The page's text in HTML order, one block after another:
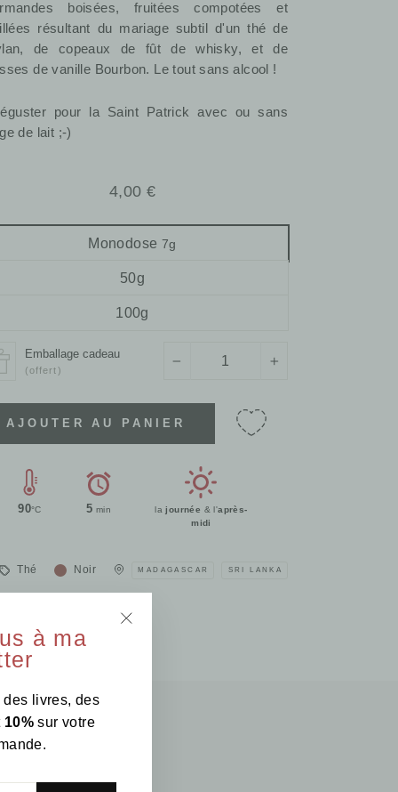
à ma
des livres, des
10% sur votre
boisées, fruitées compotées et
résultant du mariage subtil d'un thé de
de copeaux de fût de whisky, et de
de vanille Bourbon. Le tout sans alcool !
pour la Saint Patrick avec ou sans
de lait ;-)
Prix
4,00 €
Monodose 7g
50g
100g
Emballage cadeau
(offert)
AJOUTER AU PANIER
90°C 5 min lajournée & l'après-
midi
Thé Noir MADAGASCAR SRI LANKA